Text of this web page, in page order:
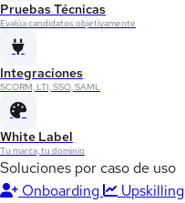
Pruebas Técnicas
Evalúa candidatos objetivamente
Integraciones
SCORM, LTI, SSO, SAML
White Label
Tu marca, tu dominio
Soluciones por caso de uso
Onboarding
Upskilling